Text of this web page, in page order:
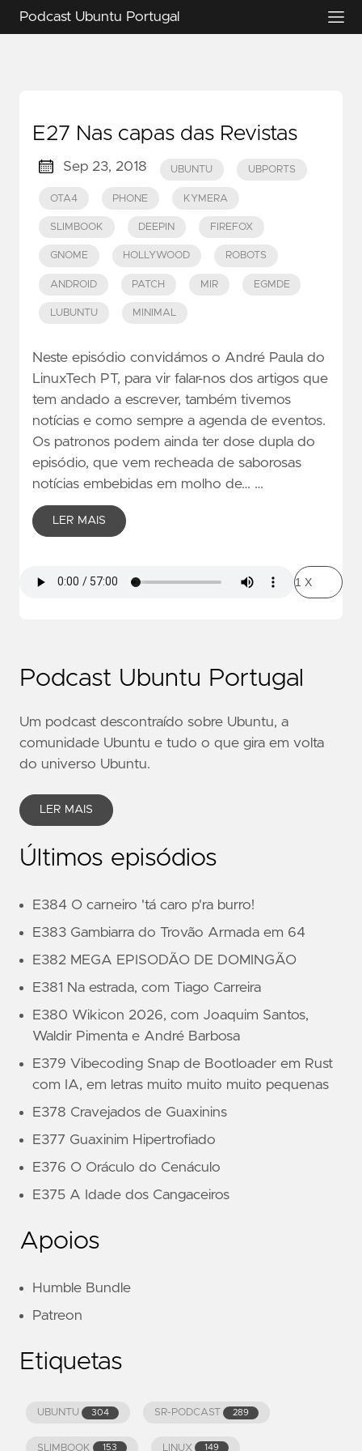
Podcast Ubuntu Portugal
E27 Nas capas das Revistas
Sep 23, 2018 UBUNTU UBPORTS
OTA4 PHONE KYMERA
SLIMBOOK DEEPIN FIREFOX
GNOME HOLLYWOOD ROBOTS
ANDROID PATCH MIR EGMDE
LUBUNTU MINIMAL
Neste episódio convidámos o André Paula do
LinuxTech PT, para vir falar-nos dos artigos que
tem andado a escrever, também tivemos
notícias e como sempre a agenda de eventos.
Os patronos podem ainda ter dose dupla do
episódio, que vem recheada de saborosas
notícias embebidas em molho de… …
LER MAIS
Podcast Ubuntu Portugal
Um podcast descontraído sobre Ubuntu, a
comunidade Ubuntu e tudo o que gira em volta
do universo Ubuntu.
LER MAIS
Últimos episódios
E384 O carneiro 'tá caro p'ra burro!
E383 Gambiarra do Trovão Armada em 64
E382 MEGA EPISODÃO DE DOMINGÃO
E381 Na estrada, com Tiago Carreira
E380 Wikicon 2026, com Joaquim Santos,
Waldir Pimenta e André Barbosa
E379 Vibecoding Snap de Bootloader em Rust
com IA, em letras muito muito muito pequenas
E378 Cravejados de Guaxinins
E377 Guaxinim Hipertrofiado
E376 O Oráculo do Cenáculo
E375 A Idade dos Cangaceiros
Apoios
Humble Bundle
Patreon
Etiquetas
UBUNTU 304 SR-PODCAST 289
SLIMBOOK 153 LINUX 149